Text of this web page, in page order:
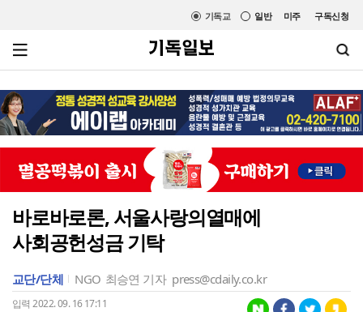
미주 구독신청
일반
기독교
바로바로론, 서울사랑의열매에
사회공헌성금 기탁
교단/단체 NGO 최승연 기자 press@cdaily.co.kr
입력 2022. 09. 16 17:11